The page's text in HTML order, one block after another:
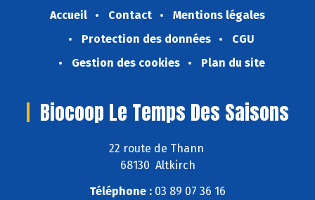
Accueil Contact
Mentions légales
Protection des données
CGU
Gestion des cookies
Plan du site
Biocoop Le Temps Des Saisons
22 route de Thann
68130 Altkirch
Téléphone : 03 89 07 36 16